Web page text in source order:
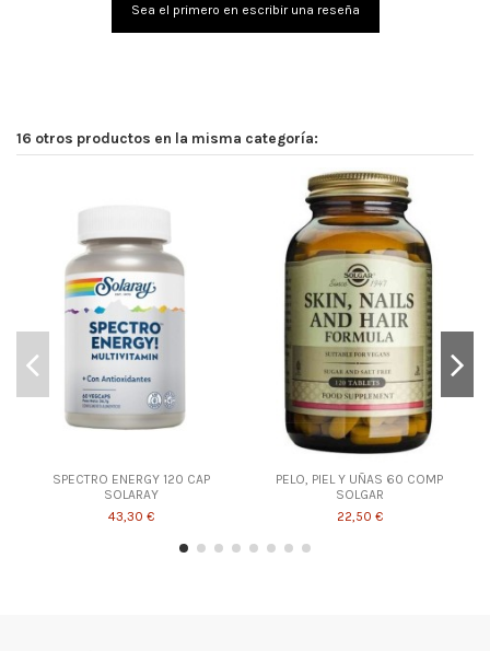
Sea el primero en escribir una reseña
16 otros productos en la misma categoría:
SPECTRO ENERGY 120 CAP
SOLARAY
43,30 €
PELO, PIEL Y UÑAS 60 COMP
SOLGAR
22,50 €